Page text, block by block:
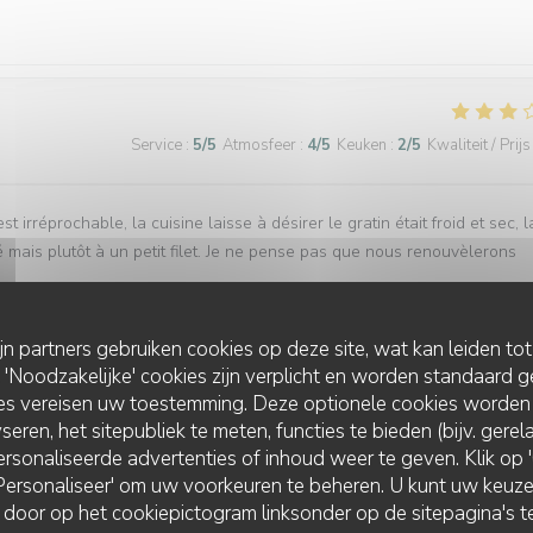
partners gebruiken cookies op deze site, wat kan leiden
cookies zijn verplicht en worden standaard
vereisen uw toestemming. Deze optionele cookies
het sitepubliek te meten, functies te bieden (bijv.
advertenties of inhoud weer te geven. Klik op
om uw voorkeuren te beheren. U kunt uw
op het cookiepictogram linksonder op de sitepagina's
Service : 5/5 Atmosfeer : 4/5 Keuken : 2/5 Kwaliteit / Prijs
irréprochable, la cuisine laisse à désirer le gratin était froid et sec,
plutôt à un petit filet. Je ne pense pas que nous renouvèlerons
Service Atmosfeer /5 Keuken Kwaliteit / Prijs
Service:5/5 Atmosfeer:5/5 Keuken:5 /5 Kwaliteit / Prijs